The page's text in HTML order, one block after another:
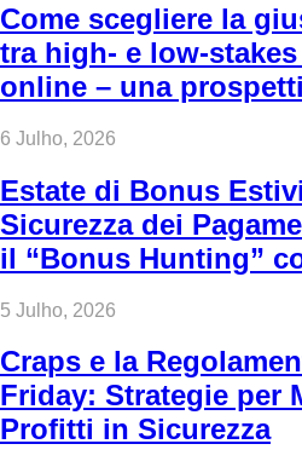
Come scegliere la
tra high‑ e
online – una
6 Julho, 2026
Estate di Bonus
Sicurezza dei
il “Bonus Hunting”
5 Julho, 2026
Craps e la
Friday: Strategie per
Profitti in Sicurezza